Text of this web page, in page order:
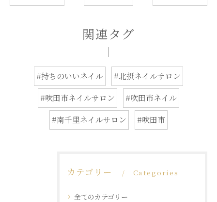
関連タグ
#持ちのいいネイル
#北摂ネイルサロン
#吹田市ネイルサロン
#吹田市ネイル
#南千里ネイルサロン
#吹田市
カテゴリー Categories
全てのカテゴリー